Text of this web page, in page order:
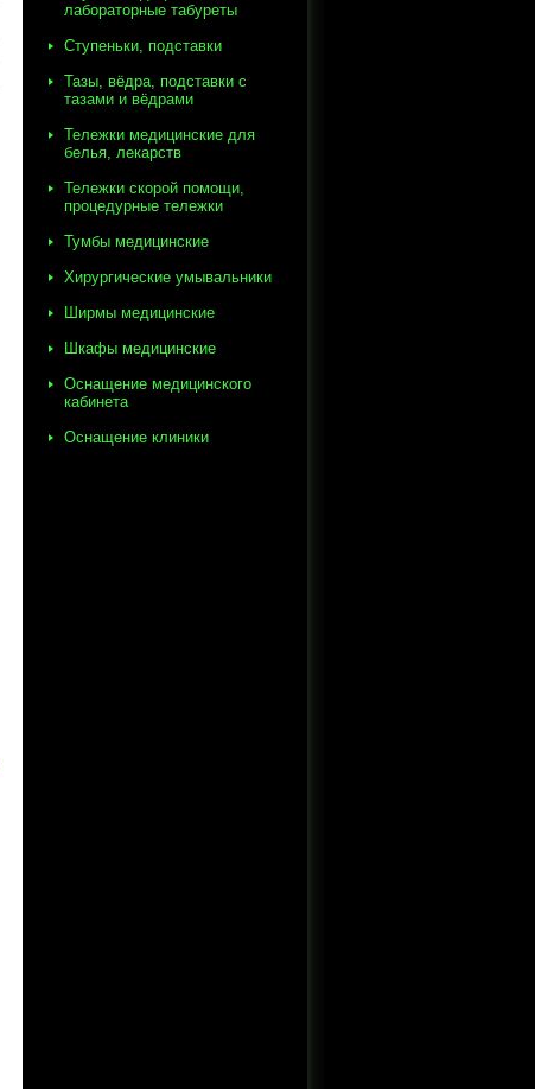
лабораторные табуреты
Ступеньки, подставки
Тазы, вёдра, подставки с
тазами и вёдрами
Тележки медицинские для
белья, лекарств
Тележки скорой помощи,
процедурные тележки
Тумбы медицинские
Хирургические умывальники
Ширмы медицинские
Шкафы медицинские
Оснащение медицинского
кабинета
Оснащение клиники